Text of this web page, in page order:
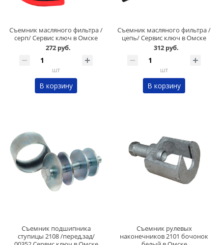
Съемник масляного фильтра /
серп/ Сервис ключ в Омске
272 руб.
шт
В корзину
Съемник масляного фильтра /
цепь/ Сервис ключ в Омске
312 руб.
шт
В корзину
Съемник подшипника
ступицы 2108 /перед,зад/
Съемник рулевых
наконечников 2101 бочонок